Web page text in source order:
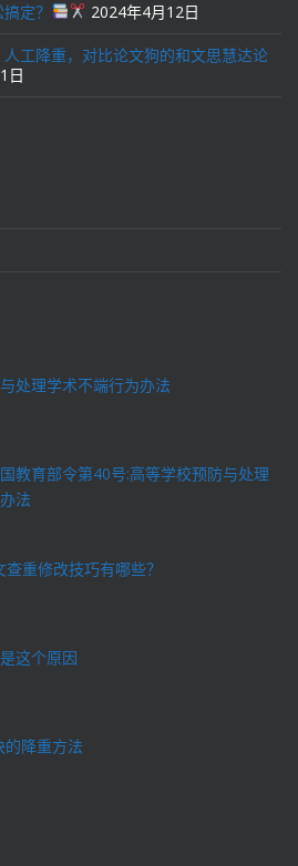
定？ 2024年4月12日
工降重，对比论文狗的和文思慧达论
日
处理学术不端行为办法
教育部令第40号:高等学校预防与处理
法
重修改技巧有哪些？
这个原因
降重方法